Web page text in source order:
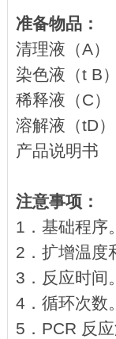
准备物品：
清理
染色
稀释
溶解
产品
注意事项：
1．基础程序
2．扩增温度
3．反应时间
4．循环次数
5．PCR 反